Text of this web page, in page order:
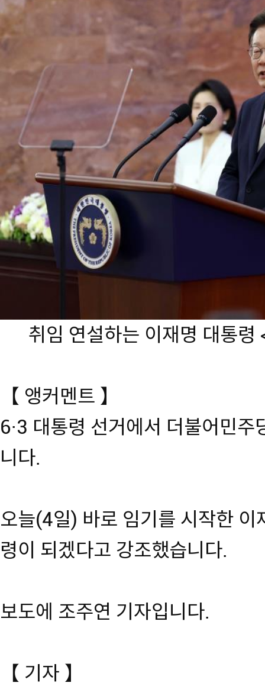
취임 연설하는 이재명 대통령
【 앵커멘트 】
6·3 대통령 선거에서 더불어민
니다.
오늘(4일) 바로 임기를 시작한 이
령이 되겠다고 강조했습니다.
보도에 조주연 기자입니다.
【 기자 】